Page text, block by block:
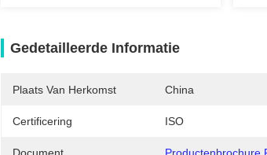
Gedetailleerde Informatie
Plaats Van Herkomst China
Certificering ISO